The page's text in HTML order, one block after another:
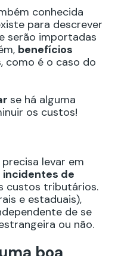
conhecida
para descrever
serão importadas
benefícios
como é o caso do
se há alguma
os custos!
levar em
incidentes de
custos tributários.
e estaduais),
de se
ou não.